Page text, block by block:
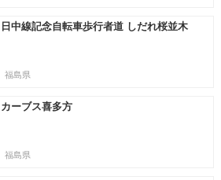
日中線記念自転車歩行者道 しだれ桜並木
福島県
カーブス喜多方
福島県